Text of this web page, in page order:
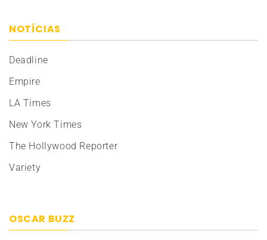
NOTÍCIAS
Deadline
Empire
LA Times
New York Times
The Hollywood Reporter
Variety
OSCAR BUZZ